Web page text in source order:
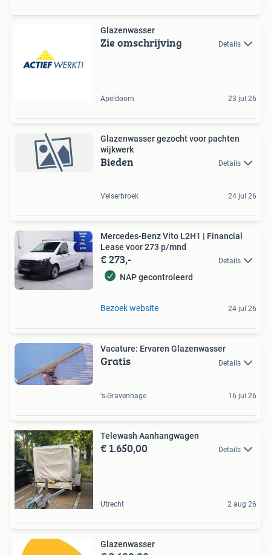
Glazenwasser
Zie omschrijving Details
Apeldoorn 23 jul 26
Glazenwasser gezocht voor pachten
wijkwerk
Bieden Details
Velserbroek 24 jul 26
Mercedes-Benz Vito L2H1 | Financial
Lease voor 273 p/mnd
€ 273,- Details
NAP gecontroleerd
Bezoek website 24 jul 26
Vacature: Ervaren Glazenwasser
Gratis Details
's-Gravenhage 16 jul 26
Telewash Aanhangwagen
€ 1.650,00 Details
Utrecht 2 aug 26
Glazenwasser